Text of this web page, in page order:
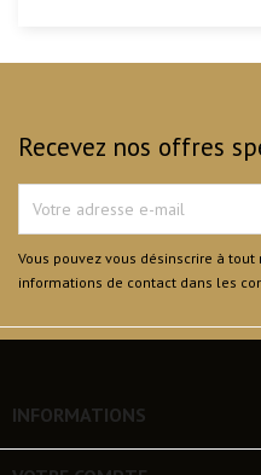
Recevez nos offres
Vous pouvez vous désinscrire à
informations de contact dans les
INFORMATIONS